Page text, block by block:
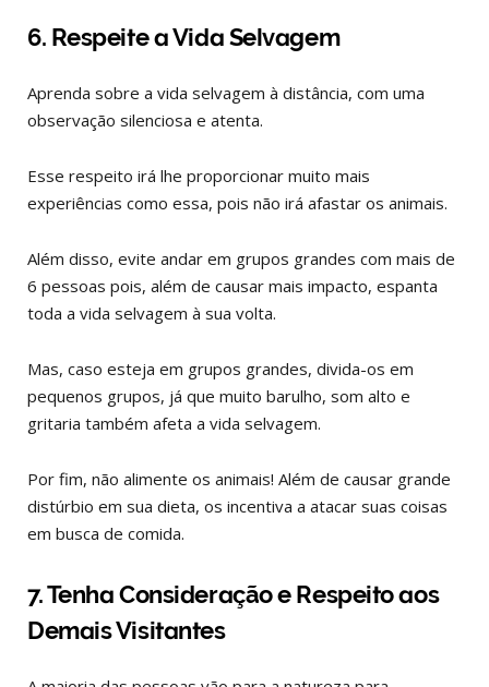
6. Respeite a Vida Selvagem
Aprenda sobre a vida selvagem à distância, com uma
observação silenciosa e atenta.
Esse respeito irá lhe proporcionar muito mais
experiências como essa, pois não irá afastar os animais.
Além disso, evite andar em grupos grandes com mais de
6 pessoas pois, além de causar mais impacto, espanta
toda a vida selvagem à sua volta.
Mas, caso esteja em grupos grandes, divida-os em
pequenos grupos, já que muito barulho, som alto e
gritaria também afeta a vida selvagem.
Por fim, não alimente os animais! Além de causar grande
distúrbio em sua dieta, os incentiva a atacar suas coisas
em busca de comida.
7. Tenha Consideração e Respeito aos
Demais Visitantes